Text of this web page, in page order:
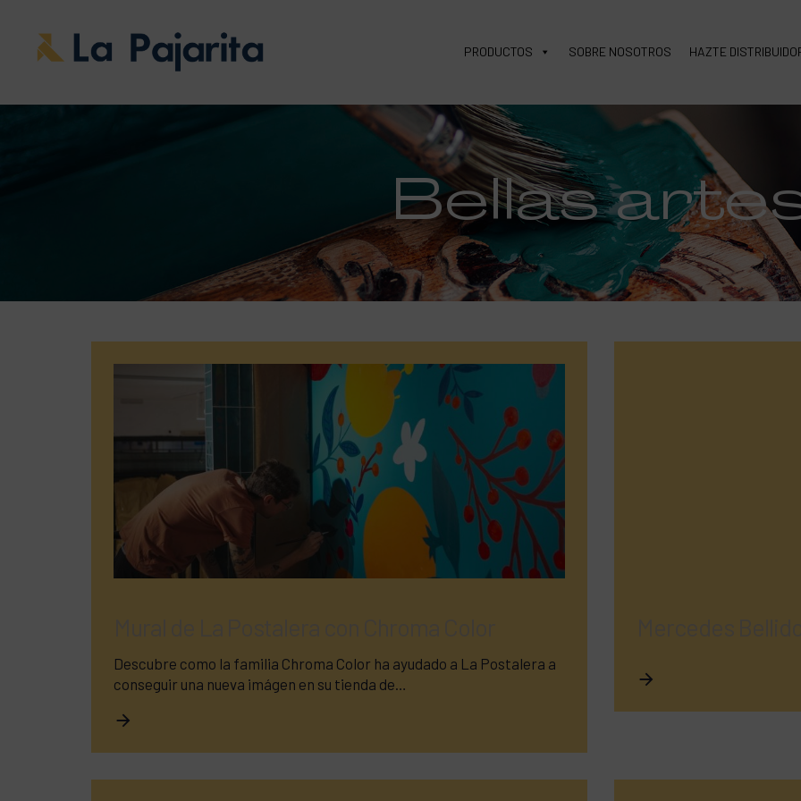
PRODUCTOS SOBRE NOSOTROS HAZTE
Bellas
Descubre como la familia Chroma Color ha ayudado a La Postalera a
conseguir una nueva imágen en su tienda de…